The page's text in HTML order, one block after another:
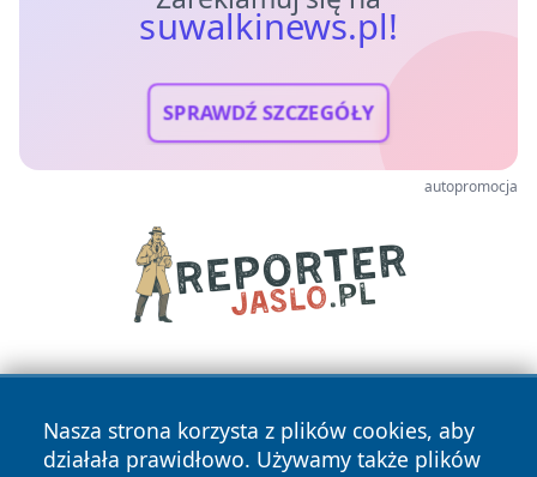
suwalkinews.pl!
SPRAWDŹ SZCZEGÓŁY
autopromocja
Nasza strona korzysta z plików cookies, aby
działała prawidłowo. Używamy także plików